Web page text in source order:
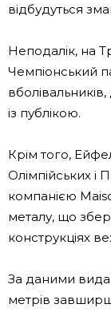
відбудуться
Неподалік, на
Чемпіонський
із публікою.
Крім того,
Олімпійських і
компанією
металу, що
конструкціях
За даними
метрів